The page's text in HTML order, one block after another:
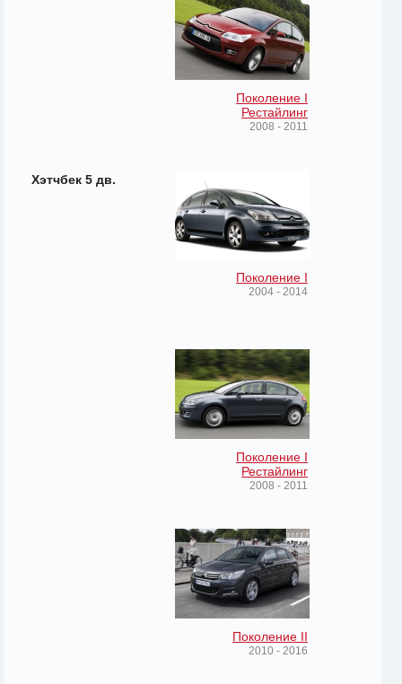
Поколение I
Рестайлинг
2008 - 2011
Хэтчбек 5 дв.
Поколение I
2004 - 2014
Поколение I
Рестайлинг
2008 - 2011
Поколение II
2010 - 2016